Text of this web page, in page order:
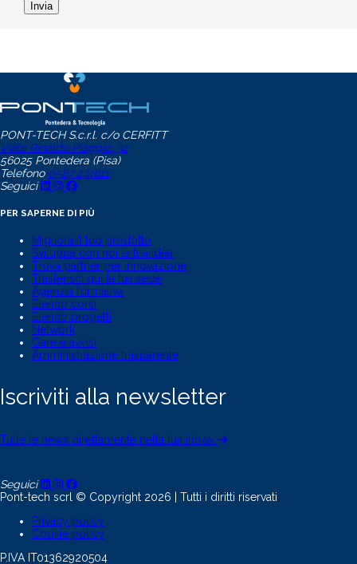
PONT-TECH S.c.r.l. c/o CERFITT
Viale Rinaldo Piaggio, 32
56025 Pontedera (Pisa)
Telefono 0587 274811
Seguici
PER SAPERNE DI PIÙ
Migliora il tuo prodotto
Sviluppa con noi la tua idea
Trova partner per innovazione
Trasferisci qui la tua sede
Agenzia formativa
Elenco corsi
Elenco progetti
Network
Gare e avvisi
Amministrazione trasparente
Iscriviti alla newsletter
Tutte le news direttamente nella tua inbox
Seguici
Pont-tech scrl © Copyright 2026 | Tutti i diritti riservati
Privacy policy
Cookie policy
P.IVA IT01362920504